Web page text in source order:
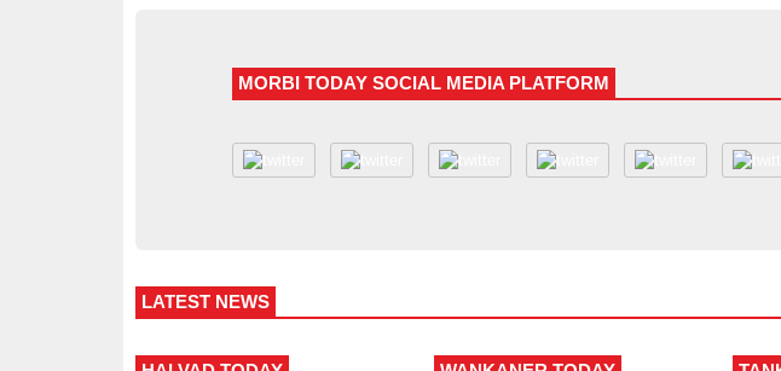
MORBI TODAY SOCIAL MEDIA PLATFORM
LATEST NEWS